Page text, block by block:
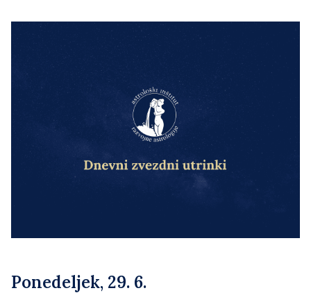
Ponedeljek, 29. 6.